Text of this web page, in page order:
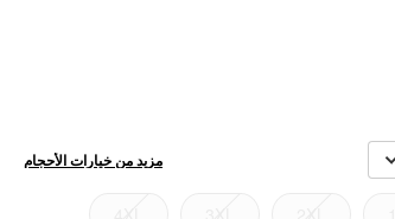
مزيد من خيارات الأحجام